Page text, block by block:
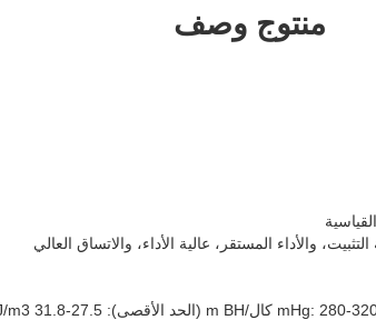
منتوج وصف
والأداء المستقر، عالية الأداء، والاتساق العالي